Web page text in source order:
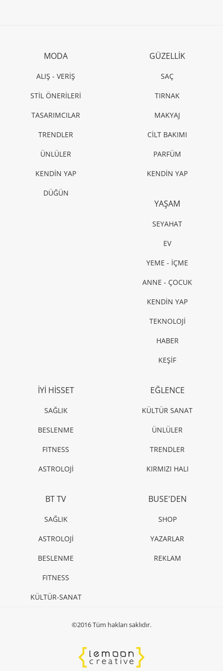
MODA
ALIŞ - VERİŞ
STİL ÖNERİLERİ
TASARIMCILAR
TRENDLER
ÜNLÜLER
KENDİN YAP
DÜĞÜN
GÜZELLİK
SAÇ
TIRNAK
MAKYAJ
CİLT BAKIMI
PARFÜM
KENDİN YAP
YAŞAM
SEYAHAT
EV
YEME - İÇME
ANNE - ÇOCUK
KENDİN YAP
TEKNOLOJİ
HABER
KEŞİF
İYİ HİSSET
SAĞLIK
BESLENME
FITNESS
ASTROLOJİ
EĞLENCE
KÜLTÜR SANAT
ÜNLÜLER
TRENDLER
KIRMIZI HALI
BT TV
SAĞLIK
ASTROLOJİ
BESLENME
FITNESS
KÜLTÜR-SANAT
BUSE'DEN
SHOP
YAZARLAR
REKLAM
©2016 Tüm hakları saklıdır.